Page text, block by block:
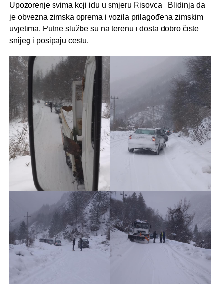
Upozorenje svima koji idu u smjeru Risovca i Blidinja da
je obvezna zimska oprema i vozila prilagođena zimskim
uvjetima. Putne službe su na terenu i dosta dobro čiste
snijeg i posipaju cestu.